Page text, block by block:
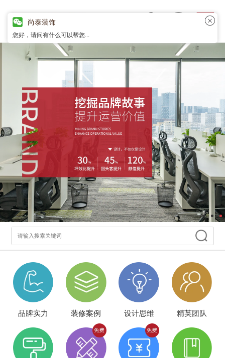
品牌实力 装修案例 设计思维 精英团队
尚泰装饰
您好，请问有什么可以帮您...